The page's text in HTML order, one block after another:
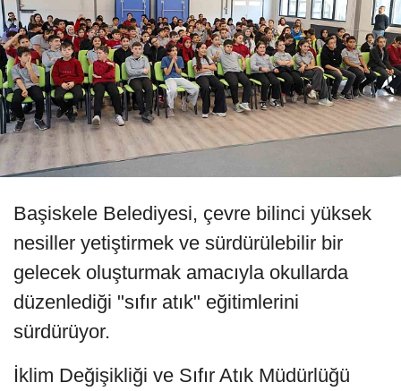
Başiskele Belediyesi, çevre bilinci yüksek
nesiller yetiştirmek ve sürdürülebilir bir
gelecek oluşturmak amacıyla okullarda
düzenlediği "sıfır atık" eğitimlerini
sürdürüyor.
İklim Değişikliği ve Sıfır Atık Müdürlüğü